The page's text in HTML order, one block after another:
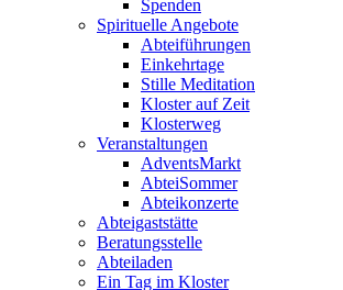
Spenden
Spirituelle Angebote
Abteiführungen
Einkehrtage
Stille Meditation
Kloster auf Zeit
Klosterweg
Veranstaltungen
AdventsMarkt
AbteiSommer
Abteikonzerte
Abteigaststätte
Beratungsstelle
Abteiladen
Ein Tag im Kloster